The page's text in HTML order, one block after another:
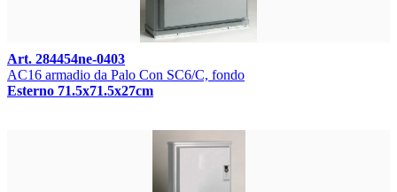
Art. 284454ne-0403
AC16 armadio da Palo Con SC6/C, fondo
Esterno 71.5x71.5x27cm